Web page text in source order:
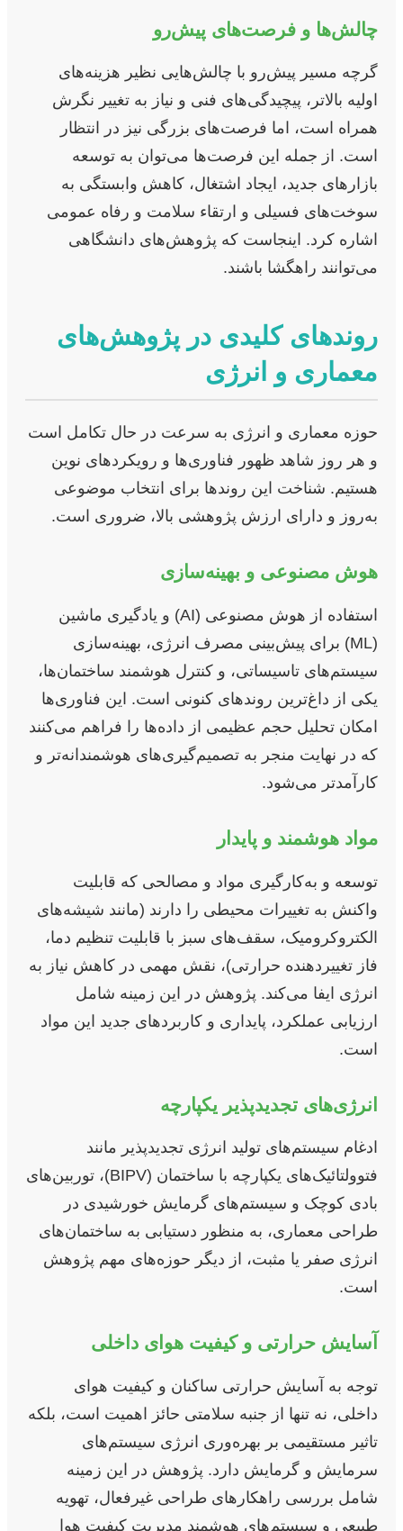
چالش‌ها و فرصت‌های پیش‌رو
گرچه مسیر پیش‌رو با چالش‌هایی نظیر هزینه‌های
اولیه بالاتر، پیچیدگی‌های فنی و نیاز به تغییر نگرش
همراه است، اما فرصت‌های بزرگی نیز در انتظار
است. از جمله این فرصت‌ها می‌توان به توسعه
بازارهای جدید، ایجاد اشتغال، کاهش وابستگی به
سوخت‌های فسیلی و ارتقاء سلامت و رفاه عمومی
اشاره کرد. اینجاست که پژوهش‌های دانشگاهی
می‌توانند راهگشا باشند.
روندهای کلیدی در پژوهش‌های
معماری و انرژی
حوزه معماری و انرژی به سرعت در حال تکامل است
و هر روز شاهد ظهور فناوری‌ها و رویکردهای نوین
هستیم. شناخت این روندها برای انتخاب موضوعی
به‌روز و دارای ارزش پژوهشی بالا، ضروری است.
هوش مصنوعی و بهینه‌سازی
استفاده از هوش مصنوعی (AI) و یادگیری ماشین
(ML) برای پیش‌بینی مصرف انرژی، بهینه‌سازی
سیستم‌های تاسیساتی، و کنترل هوشمند ساختمان‌ها،
یکی از داغ‌ترین روندهای کنونی است. این فناوری‌ها
امکان تحلیل حجم عظیمی از داده‌ها را فراهم می‌کنند
که در نهایت منجر به تصمیم‌گیری‌های هوشمندانه‌تر و
کارآمدتر می‌شود.
مواد هوشمند و پایدار
توسعه و به‌کارگیری مواد و مصالحی که قابلیت
واکنش به تغییرات محیطی را دارند (مانند شیشه‌های
الکتروکرومیک، سقف‌های سبز با قابلیت تنظیم دما،
فاز تغییردهنده حرارتی)، نقش مهمی در کاهش نیاز به
انرژی ایفا می‌کند. پژوهش در این زمینه شامل
ارزیابی عملکرد، پایداری و کاربردهای جدید این مواد
است.
انرژی‌های تجدیدپذیر یکپارچه
ادغام سیستم‌های تولید انرژی تجدیدپذیر مانند
فتوولتائیک‌های یکپارچه با ساختمان (BIPV)، توربین‌های
بادی کوچک و سیستم‌های گرمایش خورشیدی در
طراحی معماری، به منظور دستیابی به ساختمان‌های
انرژی صفر یا مثبت، از دیگر حوزه‌های مهم پژوهش
است.
آسایش حرارتی و کیفیت هوای داخلی
توجه به آسایش حرارتی ساکنان و کیفیت هوای
داخلی، نه تنها از جنبه سلامتی حائز اهمیت است، بلکه
تاثیر مستقیمی بر بهره‌وری انرژی سیستم‌های
سرمایش و گرمایش دارد. پژوهش در این زمینه
شامل بررسی راهکارهای طراحی غیرفعال، تهویه
طبیعی و سیستم‌های هوشمند مدیریت کیفیت هوا